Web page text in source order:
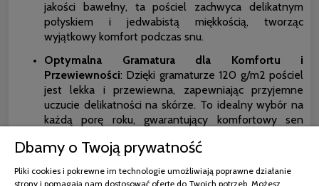
jakości bawełny, ta pościel zachwyca delikatnym
połyskiem i jedwabistą miękkością, tworząc
wyjątkowy komfort podczas snu.
Optymalna Gramatura dla Komfortu i
Przewiewności: Dzięki gramaturze 120 g/m2 pościel
jest lekka i przewiewna, zapewniając przyjemne
uczucie delikatności na skórze. To idealny wybór na
każdą porę roku, gwarantujący komfortowy sen
Dobra Cykulacja Powietrza
pozwala na swobodną cyrkulację powietrza, co
Dbamy o Twoją prywatność
Pliki cookies i pokrewne im technologie umożliwiają poprawne działanie
strony i pomagają nam dostosować ofertę do Twoich potrzeb. Możesz